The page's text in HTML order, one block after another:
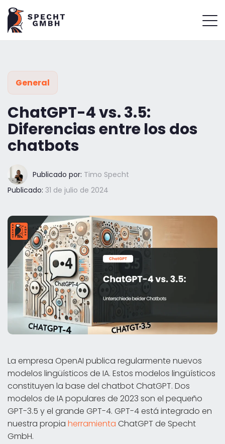
General
ChatGPT-4 vs. 3.5:
Diferencias entre los dos
chatbots
Publicado por: Timo Specht
Publicado: 31 de julio de 2024
La empresa OpenAI publica regularmente nuevos
modelos lingüísticos de IA. Estos modelos lingüísticos
constituyen la base del chatbot ChatGPT. Dos
modelos de IA populares de 2023 son el pequeño
GPT-3.5 y el grande GPT-4. GPT-4 está integrado en
nuestra propia herramienta ChatGPT de Specht
GmbH.